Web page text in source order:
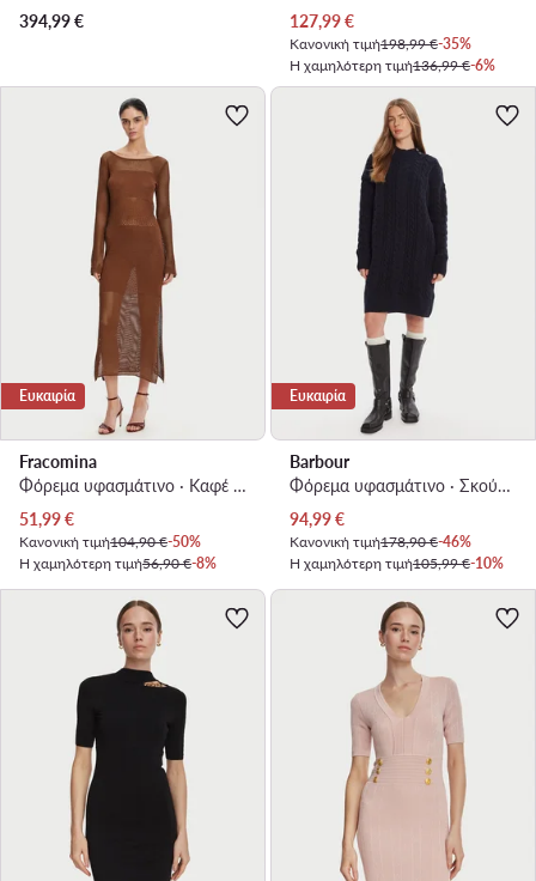
394,99€
Τρέχουσα τιμή
127,99€
Κανονική τιμή198,99 €-35%
Η χαμηλότερη τιμή136,99 €-6%
Ευκαιρία
Fracomina
Φόρεμα υφασμάτινο · Καφέ · Midi
Τρέχουσα τιμή
51,99€
Κανονική τιμή104,90 €-50%
Η χαμηλότερη τιμή56,90 €-8%
Ευκαιρία
Barbour
Φόρεμα υφασμάτινο · Σκούρο μπλε · Mini
Τρέχουσα τιμή
94,99€
Κανονική τιμή178,90 €-46%
Η χαμηλότερη τιμή105,99 €-10%